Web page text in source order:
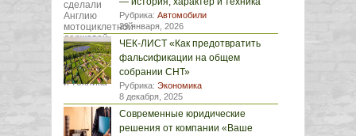
Рубрика: Автомобили
29 января, 2026
ЧЕК-ЛИСТ «Как предотвратить
фальсификации на общем
собрании СНТ»
Рубрика: Экономика
8 декабря, 2025
Современные юридические
решения от компании «Ваше